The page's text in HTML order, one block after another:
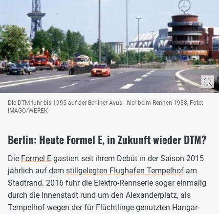
Die DTM fuhr bis 1995 auf der Berliner Avus - hier beim Rennen 1988, Foto:
IMAGO/WEREK
Berlin: Heute Formel E, in Zukunft wieder DTM?
Die Formel E gastiert seit ihrem Debüt in der Saison 2015
jährlich auf dem stillgelegten Flughafen Tempelhof am
Stadtrand. 2016 fuhr die Elektro-Rennserie sogar einmalig
durch die Innenstadt rund um den Alexanderplatz, als
Tempelhof wegen der für Flüchtlinge genutzten Hangar-